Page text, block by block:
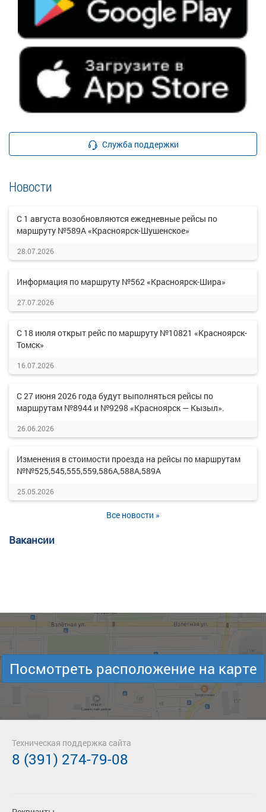
Служба поддержки
Новости
С 1 августа возобновляются ежедневные рейсы по
маршруту №589А «Красноярск-Шушенское»
28.07.2026
Информация по маршруту №562 «Красноярск-Шира»
27.07.2026
С 18 июля открыт рейс по маршруту №10821 «Красноярск-
Томск»
16.07.2026
С 27 июня 2026 года будут выполняться рейсы по
маршрутам №8944 и №9298 «Красноярск — Кызыл».
26.06.2026
Изменения в стоимости проезда на рейсы по маршрутам
№№525,545,555,559,586А,588А,589А
25.05.2026
Все новости »
Вакансии
Посмотреть расположение на карте
Техническая поддержка сайта
8 (391) 274-79-08